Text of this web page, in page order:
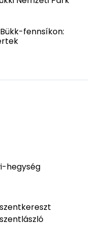
fennsíkon:
hegység